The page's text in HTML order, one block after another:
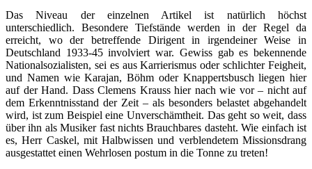
Das Niveau der einzelnen Artikel ist natürlich höchst
unterschiedlich. Besondere Tiefstände werden in der Regel da
erreicht, wo der betreffende Dirigent in irgendeiner Weise in
Deutschland 1933-45 involviert war. Gewiss gab es bekennende
Nationalsozialisten, sei es aus Karrierismus oder schlichter Feigheit,
und Namen wie Karajan, Böhm oder Knappertsbusch liegen hier
auf der Hand. Dass Clemens Krauss hier nach wie vor – nicht auf
dem Erkenntnisstand der Zeit – als besonders belastet abgehandelt
wird, ist zum Beispiel eine Unverschämtheit. Das geht so weit, dass
über ihn als Musiker fast nichts Brauchbares dasteht. Wie einfach ist
es, Herr Caskel, mit Halbwissen und verblendetem Missionsdrang
ausgestattet einen Wehrlosen postum in die Tonne zu treten!